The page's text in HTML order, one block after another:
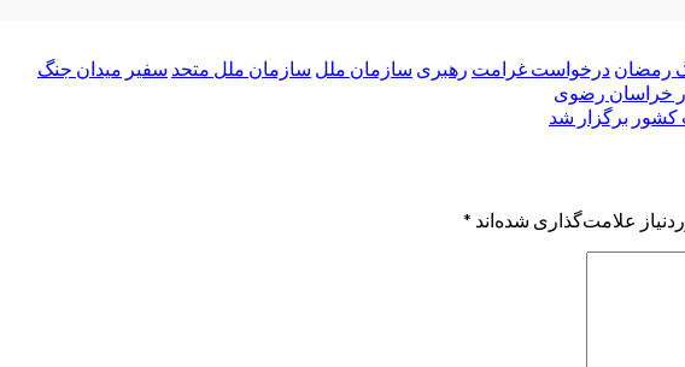
رمضان درخواست غرامت رهبری سازمان ملل سازمان ملل متحد سفیر میدان جنگ
کشور برگزار شد
علامت‌گذاری شده‌اند *